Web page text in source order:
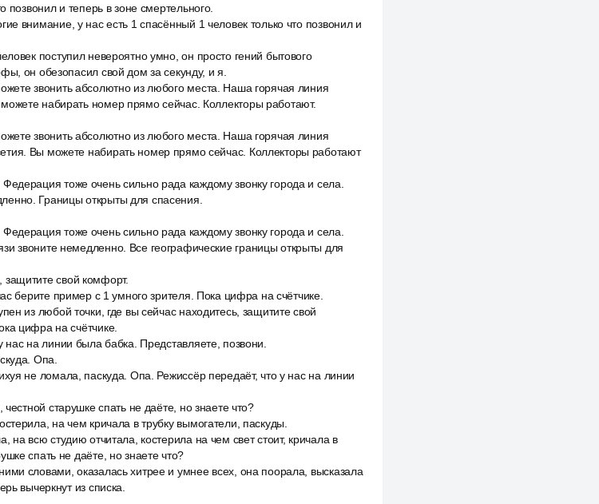
позвонил и теперь в зоне смертельного.
внимание, у нас есть 1 спасённый 1 человек только что позвонил и
поступил невероятно умно, он просто гений бытового
он обезопасил свой дом за секунду, и я.
звонить абсолютно из любого места. Наша горячая линия
набирать номер прямо сейчас. Коллекторы работают.
звонить абсолютно из любого места. Наша горячая линия
Вы можете набирать номер прямо сейчас. Коллекторы работают
тоже очень сильно рада каждому звонку города и села.
Границы открыты для спасения.
тоже очень сильно рада каждому звонку города и села.
звоните немедленно. Все географические границы открыты для
защитите свой комфорт.
берите пример с 1 умного зрителя. Пока цифра на счётчике.
из любой точки, где вы сейчас находитесь, защитите свой
цифра на счётчике.
на линии была бабка. Представляете, позвони.
Опа.
не ломала, паскуда. Опа. Режиссёр передаёт, что у нас на линии
старушке спать не даёте, но знаете что?
на чем кричала в трубку вымогатели, паскуды.
на всю студию отчитала, костерила на чем свет стоит, кричала в
спать не даёте, но знаете что?
словами, оказалась хитрее и умнее всех, она поорала, высказала
вычеркнут из списка.